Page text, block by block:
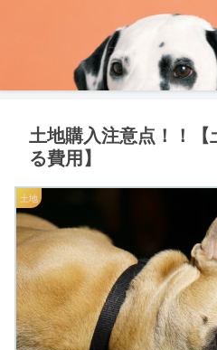
土地購入注意点！！
る費用】
土地